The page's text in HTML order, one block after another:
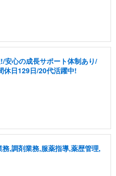
安心の成長サポート体制あり/
休日129日/20代活躍中!
,調剤業務,服薬指導,薬歴管理,